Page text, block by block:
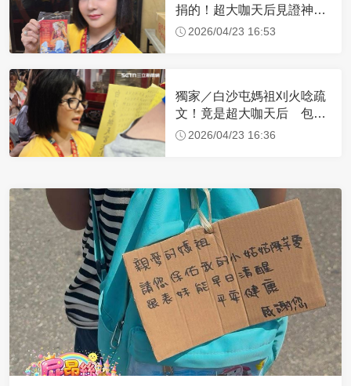
捐的！超大咖天后見證神
蹟 一靠近媽祖就爆哭
2026/04/23 16:53
獨家／白沙屯媽祖刈火唸疏
文！竟是超大咖天后 包尿
布忍尿5小時不喊累
2026/04/23 16:36